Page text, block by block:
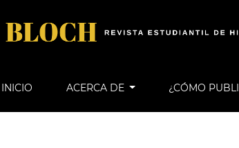
INICIO ACERCA DE ¿CÓMO